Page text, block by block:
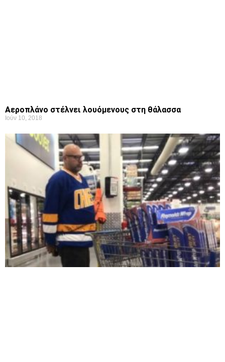
Aεροπλάνο στέλνει λουόμενους στη θάλασσα
Ιούν 10, 2018